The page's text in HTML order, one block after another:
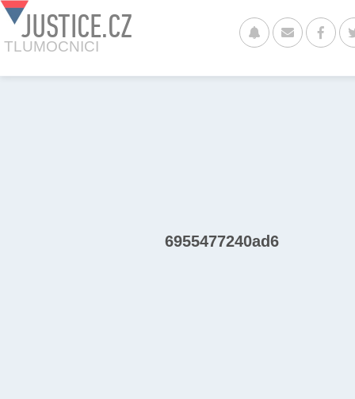
JUSTICE.CZ
TLUMOCNICI
6955477240ad6